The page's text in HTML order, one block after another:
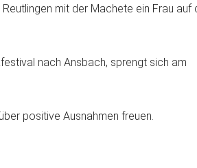
mit der Machete ein Frau auf
nach Ansbach, sprengt sich am
positive Ausnahmen freuen.